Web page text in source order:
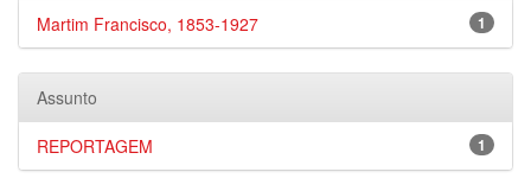
1
Martim Francisco, 1853-1927
Assunto
1
REPORTAGEM